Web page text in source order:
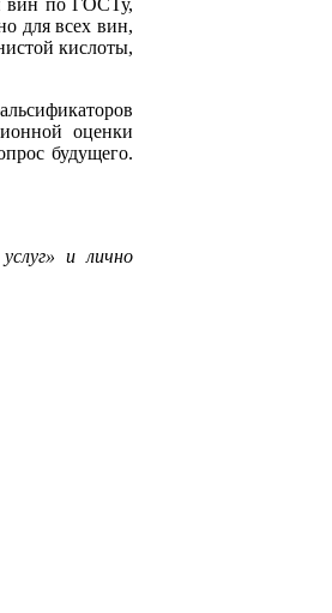
вин по ГОСТу,
для всех вин,
кислоты,
оценки
будущего.
и лично